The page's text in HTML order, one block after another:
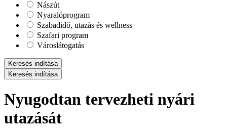
Nászút
Nyaralóprogram
Szabadidő, utazás és wellness
Szafari program
Városlátogatás
Keresés indítása
Keresés indítása
Nyugodtan tervezheti nyári
utazását